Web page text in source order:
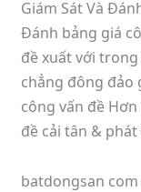
Giám Sát Và
Đánh bảng giá
đề xuất với
chẳng đông đảo
công vấn đề
đề cải tân &
batdongsan